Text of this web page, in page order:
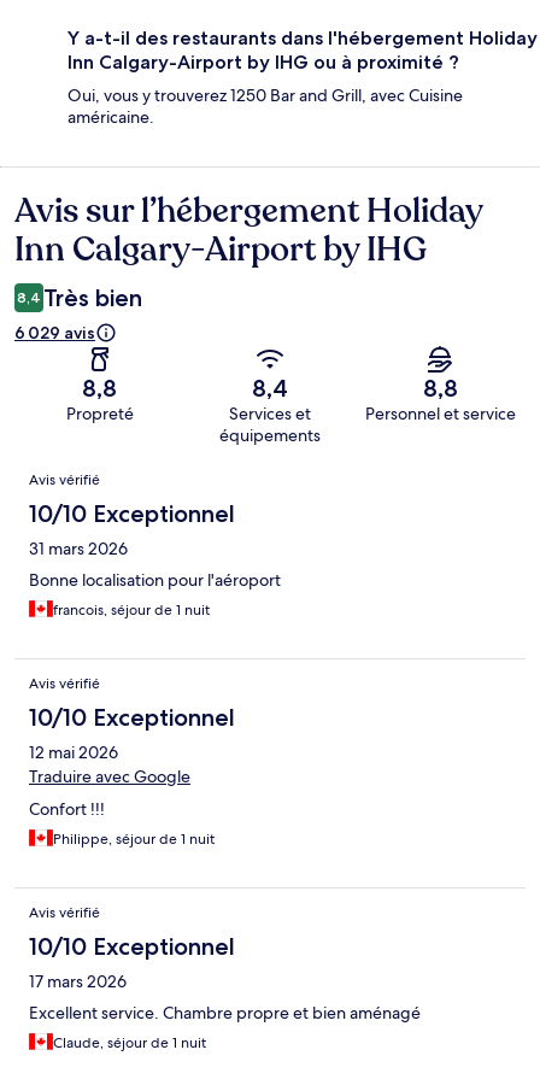
Y a-t-il des restaurants dans l'hébergement Holiday
Inn Calgary-Airport by IHG ou à proximité ?
Oui, vous y trouverez 1250 Bar and Grill, avec Cuisine
américaine.
Avis
Avis sur l’hébergement Holiday
Inn Calgary-Airport by IHG
8,4 Très bien
6 029 avis
8,8
Propreté
8,4
Services et
équipements
8,8
Personnel et service
Avis
Avis vérifié
10/10 Exceptionnel
31 mars 2026
Bonne localisation pour l'aéroport
francois, séjour de 1 nuit
Avis vérifié
10/10 Exceptionnel
12 mai 2026
Traduire avec Google
Confort !!!
Philippe, séjour de 1 nuit
Avis vérifié
10/10 Exceptionnel
17 mars 2026
Excellent service. Chambre propre et bien aménagé
Claude, séjour de 1 nuit